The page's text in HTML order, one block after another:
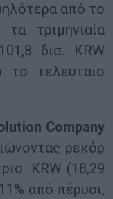
από το
τριμηνιαία
δισ. KRW
το τελευταίο
Company
ρεκόρ
KRW (18,29
από πέρυσι,